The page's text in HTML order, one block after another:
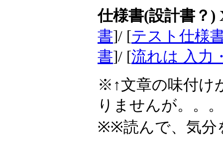
仕様書(設計書？)
書]/ [テスト仕様
書]/ [流れは 入力
※↑文章の味付け
りませんが。。。
※※読んで、気分